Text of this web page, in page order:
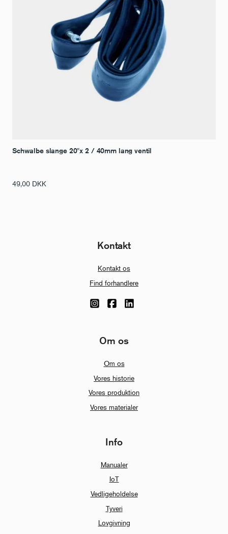
Schwalbe slange 20″x 2 / 40mm lang ventil
49,00 DKK
Kontakt
Kontakt os
Find forhandlere
Om os
Om os
Vores historie
Vores produktion
Vores materialer
Info
Manualer
IoT
Vedligeholdelse
Tyveri
Lovgivning